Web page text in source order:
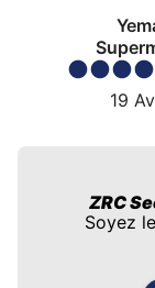
19
ZRC
Soyez